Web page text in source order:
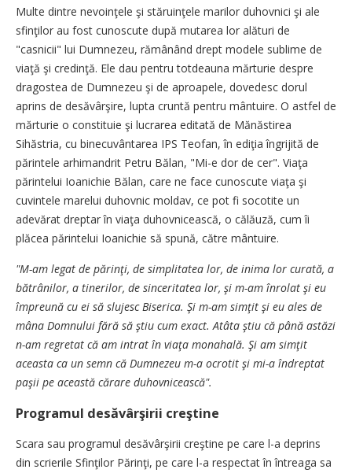
Multe dintre nevoinţele şi stăruinţele marilor duhovnici şi ale
sfinţilor au fost cunoscute după mutarea lor alături de
"casnicii" lui Dumnezeu, rămânând drept modele sublime de
viaţă şi credinţă. Ele dau pentru totdeauna mărturie despre
dragostea de Dumnezeu şi de aproapele, dovedesc dorul
aprins de desăvârşire, lupta cruntă pentru mântuire. O astfel de
mărturie o constituie şi lucrarea editată de Mănăstirea
Sihăstria, cu binecuvântarea IPS Teofan, în ediţia îngrijită de
părintele arhimandrit Petru Bălan, "Mi-e dor de cer". Viaţa
părintelui Ioanichie Bălan, care ne face cunoscute viaţa şi
cuvintele marelui duhovnic moldav, ce pot fi socotite un
adevărat dreptar în viaţa duhovnicească, o călăuză, cum îi
plăcea părintelui Ioanichie să spună, către mântuire.
"M-am legat de părinţi, de simplitatea lor, de inima lor curată, a
bătrânilor, a tinerilor, de sinceritatea lor, şi m-am înrolat şi eu
împreună cu ei să slujesc Biserica. Şi m-am simţit şi eu ales de
mâna Domnului fără să ştiu cum exact. Atâta ştiu că până astăzi
n-am regretat că am intrat în viaţa monahală. Şi am simţit
aceasta ca un semn că Dumnezeu m-a ocrotit şi mi-a îndreptat
paşii pe această cărare duhovnicească".
Programul desăvârşirii creştine
Scara sau programul desăvârşirii creştine pe care l-a deprins
din scrierile Sfinţilor Părinţi, pe care l-a respectat în întreaga sa